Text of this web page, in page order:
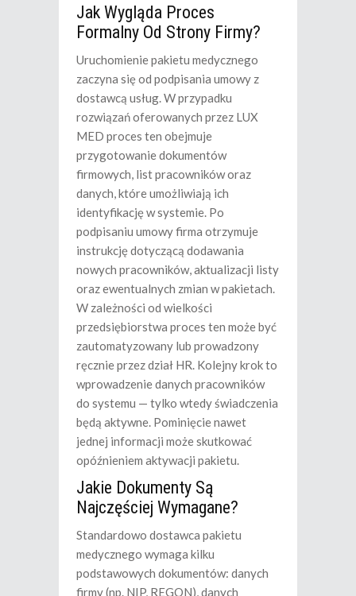
Jak Wygląda Proces
Formalny Od Strony Firmy?
Uruchomienie pakietu medycznego
zaczyna się od podpisania umowy z
dostawcą usług. W przypadku
rozwiązań oferowanych przez LUX
MED proces ten obejmuje
przygotowanie dokumentów
firmowych, list pracowników oraz
danych, które umożliwiają ich
identyfikację w systemie. Po
podpisaniu umowy firma otrzymuje
instrukcję dotyczącą dodawania
nowych pracowników, aktualizacji listy
oraz ewentualnych zmian w pakietach.
W zależności od wielkości
przedsiębiorstwa proces ten może być
zautomatyzowany lub prowadzony
ręcznie przez dział HR. Kolejny krok to
wprowadzenie danych pracowników
do systemu — tylko wtedy świadczenia
będą aktywne. Pominięcie nawet
jednej informacji może skutkować
opóźnieniem aktywacji pakietu.
Jakie Dokumenty Są
Najczęściej Wymagane?
Standardowo dostawca pakietu
medycznego wymaga kilku
podstawowych dokumentów: danych
firmy (np. NIP, REGON), danych